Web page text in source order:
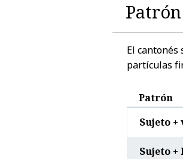
El cantonés
partículas
Patrón
Sujeto +
Sujeto